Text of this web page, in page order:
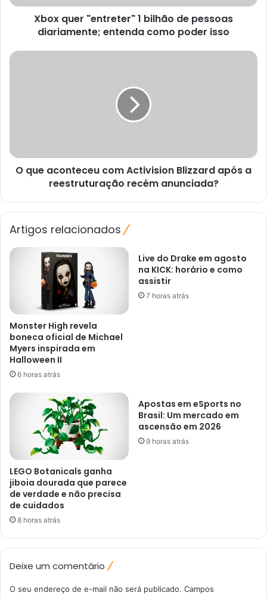
entenda
Xbox quer "entreter" 1 bilhão de pessoas
diariamente; entenda como poder isso
O
reestruturação
recém
anunciada?
O que aconteceu com Activision Blizzard após a
reestruturação recém anunciada?
Artigos relacionados
Monster High revela
boneca oficial de Michael
Myers inspirada em
Halloween II
6 horas atrás
Live do Drake em agosto
na KICK: horário e como
assistir
7 horas atrás
LEGO Botanicals ganha
jiboia dourada que parece
de verdade e não precisa
de cuidados
8 horas atrás
Apostas em eSports no
Brasil: Um mercado em
ascensão em 2026
9 horas atrás
Deixe um comentário
O seu endereço de e-mail não será publicado. Campos